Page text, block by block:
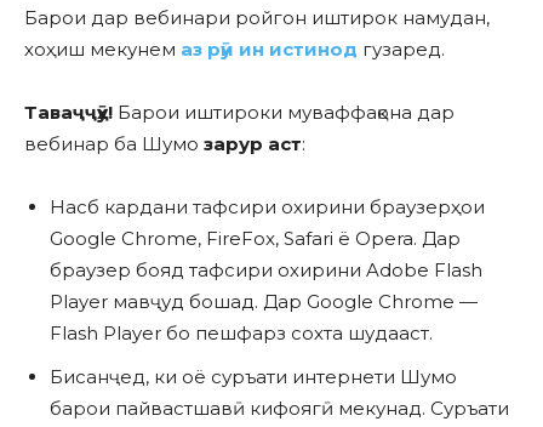
Барои дар вебинари ройгон иштирок намудан,
хоҳиш мекунем аз рӯи ин истинод гузаред.
Таваҷҷӯҳ! Барои иштироки муваффақона дар
вебинар ба Шумо зарур аст:
Насб кардани тафсири охирини браузерҳои
Google Chrome, FireFox, Safari ё Opera. Дар
браузер бояд тафсири охирини Adobe Flash
Player мавҷуд бошад. Дар Google Chrome —
Flash Player бо пешфарз сохта шудааст.
Бисанҷед, ки оё суръати интернети Шумо
барои пайвастшавӣ кифоягӣ мекунад. Суръати